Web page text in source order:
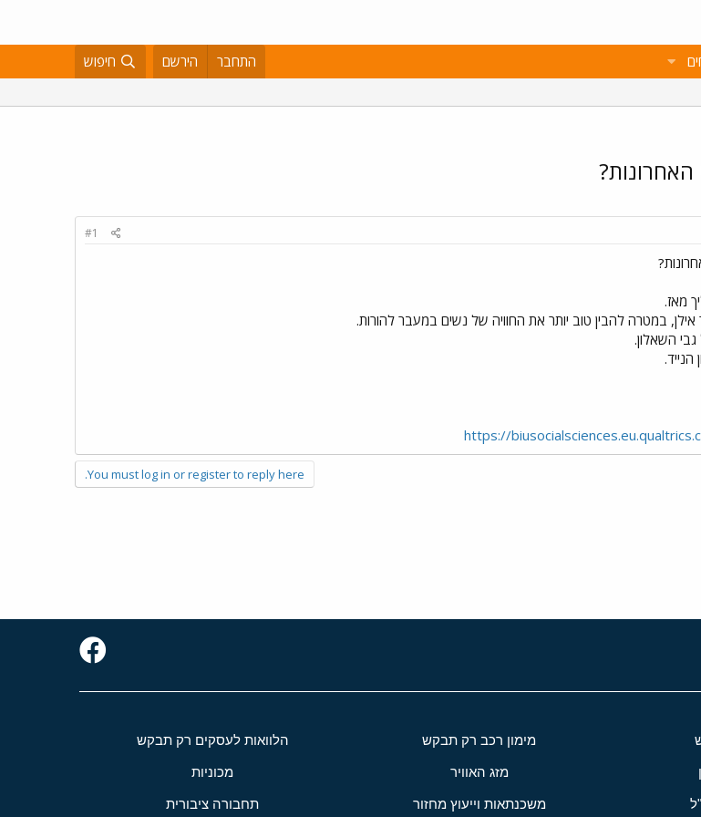
התחבר הירשם חיפוש
#1
מאז.
במטרה להבין טוב יותר את החוויה של נשים במעבר להורות.
השאלון.
You must log in or register to reply here.
מימון רכב רק תבקש הלוואות לעסקים רק תבקש
מזג האוויר מכוניות
משכנתאות וייעוץ מחזור תחבורה ציבורית